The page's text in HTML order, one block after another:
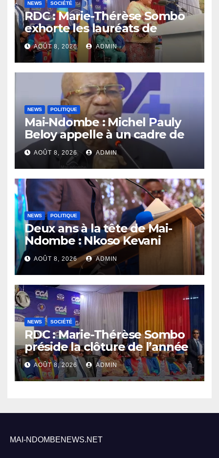
NEWS SOCIÉTÉ
RDC : Marie-Thérèse Sombo
exhorte les lauréats de
l’UNIKIN à mettre leurs
compétences au service de
la nation
AOÛT 8, 2026 ADMIN
NEWS POLITIQUE
Mai-Ndombe : Michel Pauly
Beloy appelle à un cadre de
concertation avant la tenue
du dialogue inclusif
AOÛT 8, 2026 ADMIN
NEWS POLITIQUE
Deux ans à la tête de Mai-
Ndombe : Nkoso Kevani
défend son bilan et fait de la
sécurité sa priorité
AOÛT 8, 2026 ADMIN
NEWS SOCIÉTÉ
RDC : Marie-Thérèse Sombo
préside la clôture de l’année
académique 2025-2026 à
l’UNIKIN
AOÛT 8, 2026 ADMIN
MAI-NDOMBENEWS.NET